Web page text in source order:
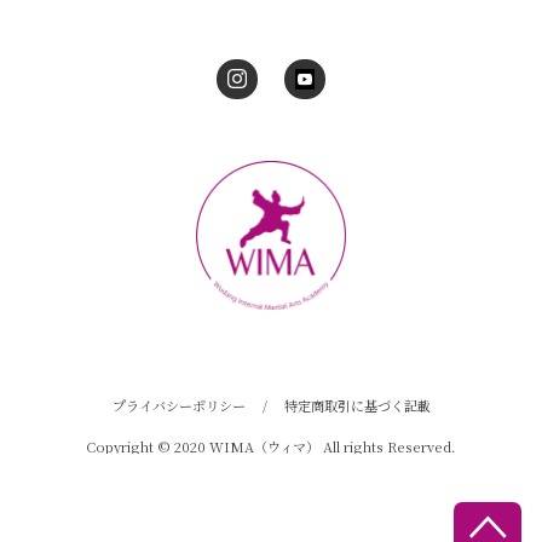

プライバシーポリシー / 特定商取引に基づく記載
Copyright © 2020 WIMA（ウィマ） All rights Reserved.